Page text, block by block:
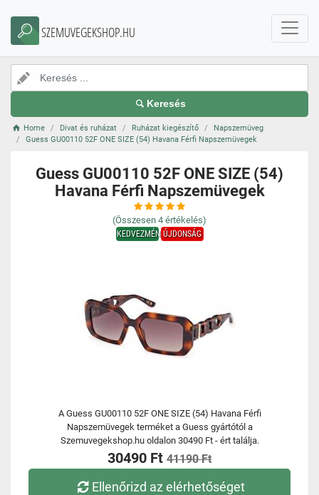
SZEMUVEGEKSHOP.HU
Keresés
Home Divat és ruházat Ruházat kiegészítő
Napszemüveg
Guess GU00110 52F ONE SIZE (54) Havana Férfi Napszemüvegek
Guess GU00110 52F ONE SIZE (54)
Havana Férfi Napszemüvegek
(Összesen 4 értékelés)
KEDVEZMÉNYÚJDONSÁG
A Guess GU00110 52F ONE SIZE (54) Havana Férfi
Napszemüvegek terméket a Guess gyártótól a
Szemuvegekshop.hu oldalon 30490 Ft - ért találja.
30490 Ft 41190 Ft
Ellenőrizd az elérhetőséget